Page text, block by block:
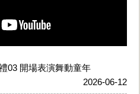
03 開場表演舞動童年
2026-06-12